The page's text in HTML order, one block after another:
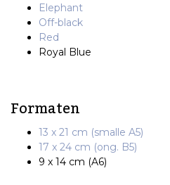
Elephant
Off-black
Red
Royal Blue
Formaten
13 x 21 cm (smalle A5)
17 x 24 cm (ong. B5)
9 x 14 cm (A6)